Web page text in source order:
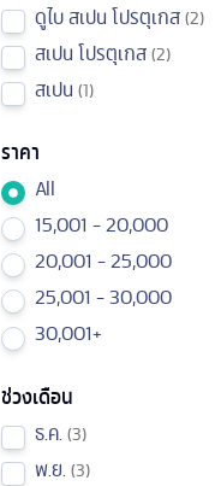
ดูไบ สเปน โปรตุเกส 2
สเปน โปรตุเกส 2
สเปน 1
ราคา
All
15,001 - 20,000
20,001 - 25,000
25,001 - 30,000
30,001+
ช่วงเดือน
ธ.ค. 3
พ.ย. 3